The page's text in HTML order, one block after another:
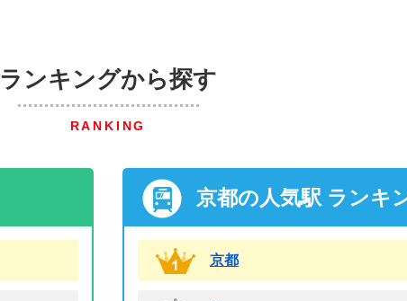
ランキングから探す
RANKING
京都の人気駅 ランキ
京都